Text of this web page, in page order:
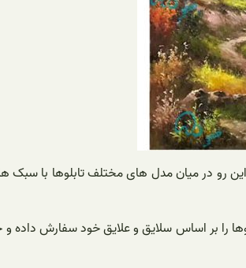
رو در میان مدل های مختلف تابلوها با سبک
را بر اساس سلایق و علایق خود سفارش داده